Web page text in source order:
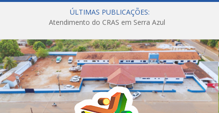
ÚLTIMAS PUBLICAÇÕES:
Atendimento do CRAS em Serra Azul